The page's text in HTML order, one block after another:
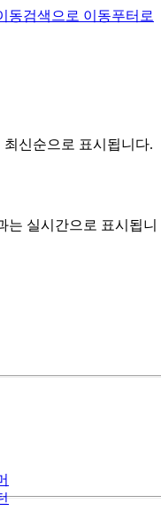
동검색으로 이동푸터로
신순으로 표시됩니다.
는 실시간으로 표시됩니